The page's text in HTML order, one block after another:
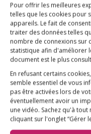
Pour offrir les meilleures
telles que les cookies pour
appareils. Le fait de
traiter des données telles
nombre de connexions sur
statistique afin d'améliorer
document est le plus
En refusant certains
semble essentiel de vous
pas être activées lors de
éventuellement avoir un
une vidéo. Sachez qu'à
cliquant sur l'onglet “Gérer
Qui sommes-nous
L’ESSENTIEL